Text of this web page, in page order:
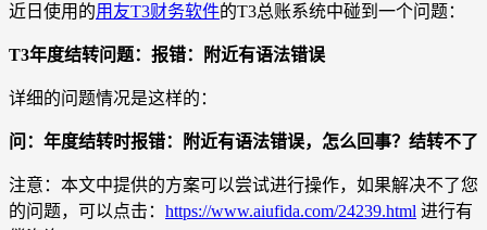
近日使用的用友T3财务软件的T3总账系统中碰到一个问题：
T3年度结转问题：报错：附近有语法错误
详细的问题情况是这样的：
问：年度结转时报错：附近有语法错误，怎么回事？结转不了
注意：本文中提供的方案可以尝试进行操作，如果解决不了您
的问题，可以点击： https://www.aiufida.com/24239.html 进行有